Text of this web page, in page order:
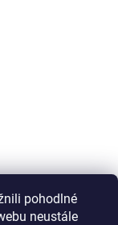
pohodlné
neustále